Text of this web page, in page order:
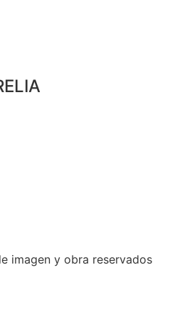
imagen y obra reservados